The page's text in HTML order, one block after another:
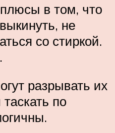
в том, что
не
со стиркой.
разрывать их
таскать по